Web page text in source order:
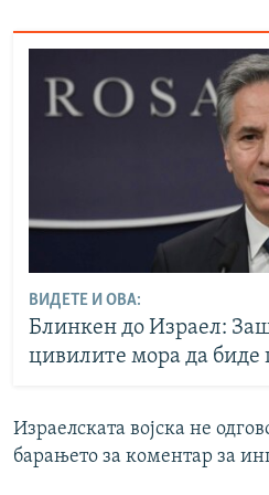
ВИДЕТЕ И ОВА:
Блинкен до Израел:
цивилите мора да биде
Израелската војска не
барањето за коментар за